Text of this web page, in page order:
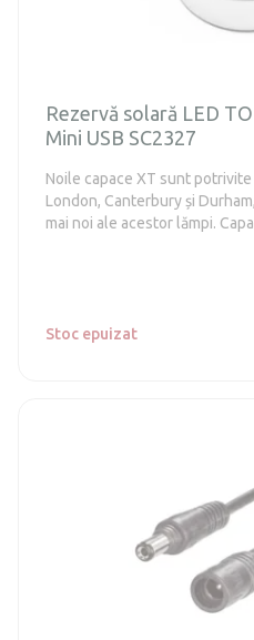
Rezervă solară LED
Mini USB SC2327
Noile capace XT sunt
London, Canterbury și
mai noi ale acestor lămpi.
Stoc epuizat